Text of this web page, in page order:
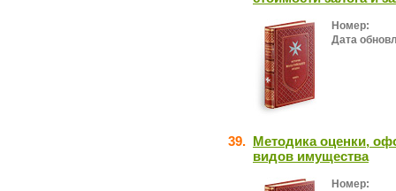
Номер:
Дата
39. Методика оценки,
видов имущества
Номер: